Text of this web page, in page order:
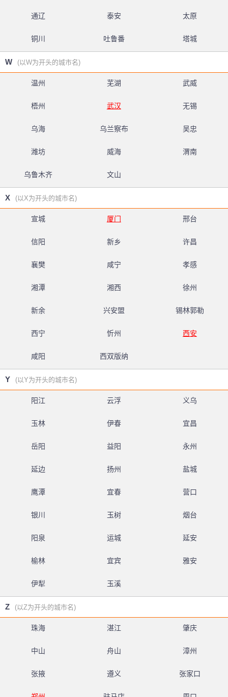
通辽 泰安 太原
铜川 吐鲁番 塔城
W (以W为开头的城市名)
温州 芜湖 武威
梧州 武汉 无锡
乌海 乌兰察布 吴忠
潍坊 威海 渭南
乌鲁木齐 文山
X (以X为开头的城市名)
宣城 厦门 邢台
信阳 新乡 许昌
襄樊 咸宁 孝感
湘潭 湘西 徐州
新余 兴安盟 锡林郭勒
西宁 忻州 西安
咸阳 西双版纳
Y (以Y为开头的城市名)
阳江 云浮 义乌
玉林 伊春 宜昌
岳阳 益阳 永州
延边 扬州 盐城
鹰潭 宜春 营口
银川 玉树 烟台
阳泉 运城 延安
榆林 宜宾 雅安
伊犁 玉溪
Z (以Z为开头的城市名)
珠海 湛江 肇庆
中山 舟山 漳州
张掖 遵义 张家口